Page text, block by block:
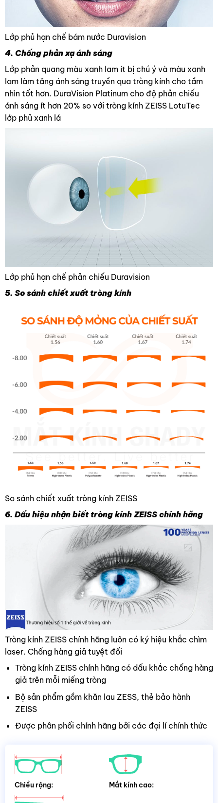
Lớp phủ hạn chế bám nước Duravision
4. Chống phản xạ ánh sáng
Lớp phản quang màu xanh lam ít bị chú ý và màu xanh
lam làm tăng ánh sáng truyền qua tròng kính cho tầm
nhìn tốt hơn. DuraVision Platinum cho độ phản chiếu
ánh sáng ít hơn 20% so với tròng kính ZEISS LotuTec
lớp phủ xanh lá
Lớp phủ hạn chế phản chiếu Duravision
5. So sánh chiết xuất tròng kính
So sánh chiết xuất tròng kính ZEISS
6. Dấu hiệu nhận biết tròng kính ZEISS chính hãng
Tròng kính ZEISS chính hãng luôn có ký hiệu khắc chìm
laser. Chống hàng giả tuyệt đối
Tròng kính ZEISS chính hãng có dấu khắc chống hàng
giả trên mỗi miếng tròng
Bộ sản phẩm gồm khăn lau ZESS, thẻ bảo hành
ZEISS
Được phân phối chính hãng bởi các đại lí chính thức
Chiều rộng: Mắt kính cao: